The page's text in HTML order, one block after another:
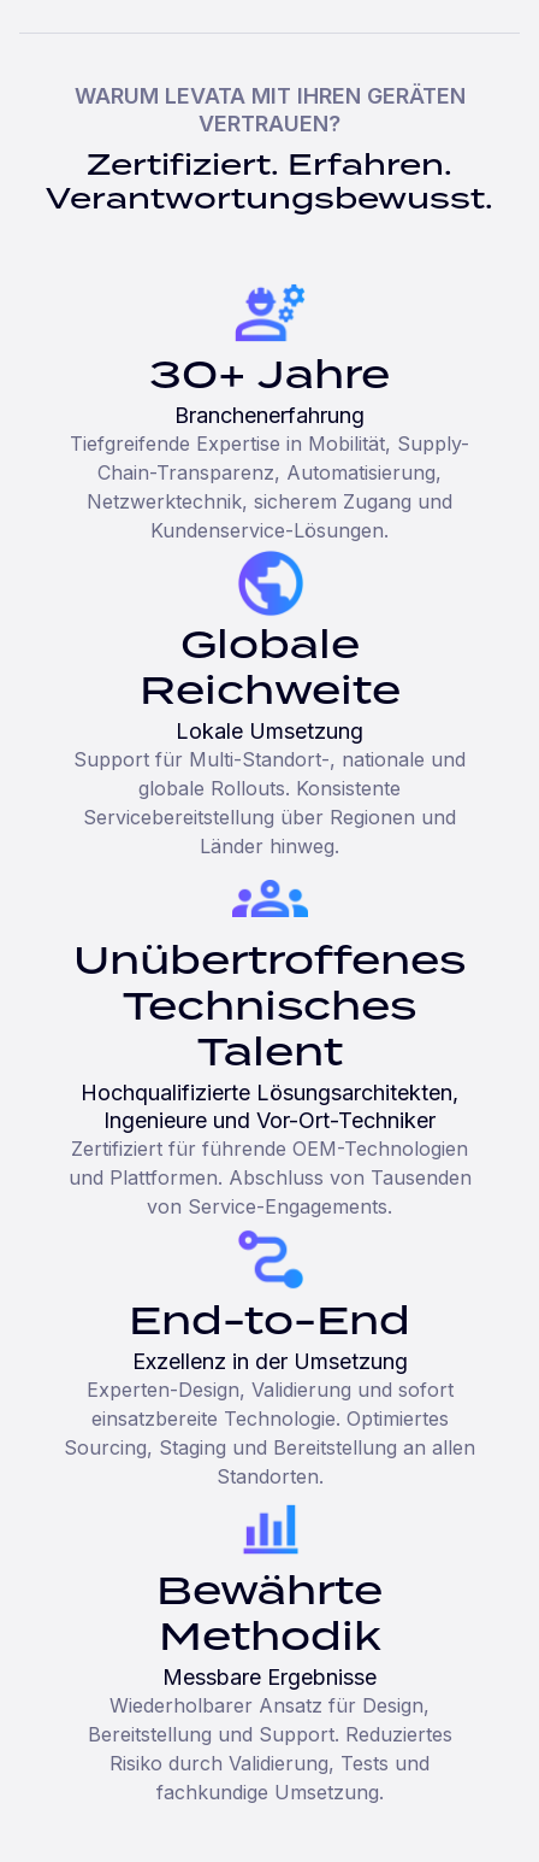
WARUM LEVATA MIT IHREN GERÄTEN
VERTRAUEN?
Zertifiziert. Erfahren.
Verantwortungsbewusst.
30+ Jahre
Branchenerfahrung
Tiefgreifende Expertise in Mobilität, Supply-
Chain-Transparenz, Automatisierung,
Netzwerktechnik, sicherem Zugang und
Kundenservice-Lösungen.
Globale
Reichweite
Lokale Umsetzung
Support für Multi-Standort-, nationale und
globale Rollouts. Konsistente
Servicebereitstellung über Regionen und
Länder hinweg.
Unübertroffenes
Technisches
Talent
Hochqualifizierte Lösungsarchitekten,
Ingenieure und Vor-Ort-Techniker
Zertifiziert für führende OEM-Technologien
und Plattformen. Abschluss von Tausenden
von Service-Engagements.
End-to-End
Exzellenz in der Umsetzung
Experten-Design, Validierung und sofort
einsatzbereite Technologie. Optimiertes
Sourcing, Staging und Bereitstellung an allen
Standorten.
Bewährte
Methodik
Messbare Ergebnisse
Wiederholbarer Ansatz für Design,
Bereitstellung und Support. Reduziertes
Risiko durch Validierung, Tests und
fachkundige Umsetzung.